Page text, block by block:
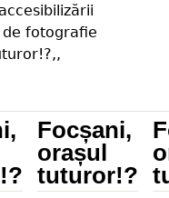
de fotografie
Focșani,
orașul
tuturor!?